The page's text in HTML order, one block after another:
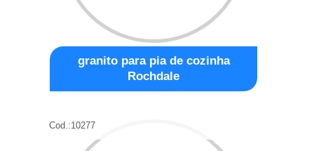
granito para pia de cozinha
Rochdale
Cod.:10277